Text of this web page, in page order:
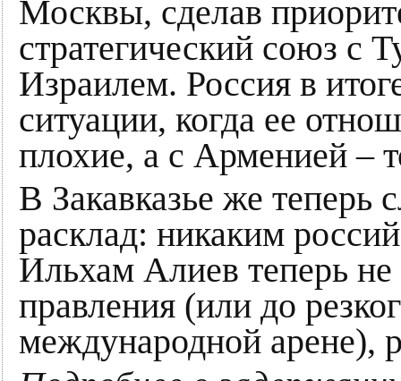
Москвы, сделав
стратегический союз с
Израилем. Россия в
ситуации, когда ее
плохие, а с Арменией –
В Закавказье же теперь
расклад: никаким
Ильхам Алиев теперь не
правления (или до
международной арене),